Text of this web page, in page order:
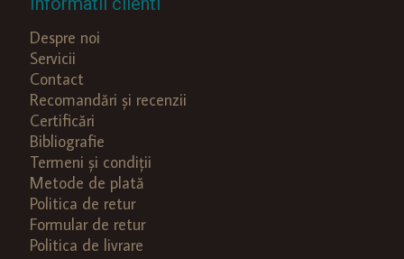
Despre noi
Servicii
Contact
Recomandări și recenzii
Certificări
Bibliografie
Termeni și condiții
Metode de plată
Politica de retur
Formular de retur
Politica de livrare